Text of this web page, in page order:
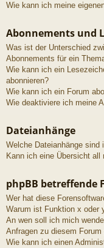
Wie kann ich meine
Abonnements und
Was ist der Unterschied
Abonnements für ein
Wie kann ich ein
abonnieren?
Wie kann ich ein Forum
Wie deaktiviere ich meine
Dateianhänge
Welche Dateianhänge
Kann ich eine Übersicht all
phpBB betreffende
Wer hat diese
Warum ist Funktion x oder
An wen soll ich mich
Anfragen zu diesem Forum
Wie kann ich einen